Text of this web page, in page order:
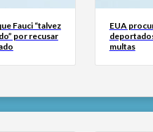
Fauci “talvez
por recusar
EUA
multas